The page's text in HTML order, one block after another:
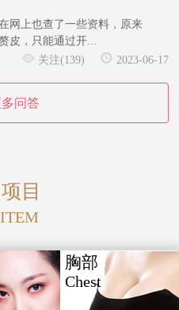
网上也查了一些资料，原来
皮，只能通过开...
关注(139)
2023-06-17
问答
目
胸部
Chest